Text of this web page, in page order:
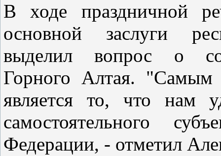
В ходе праздничной
основной заслуги
выделил вопрос о
Горного Алтая.
является то, что нам
самостоятельного
Федерации, - отметил